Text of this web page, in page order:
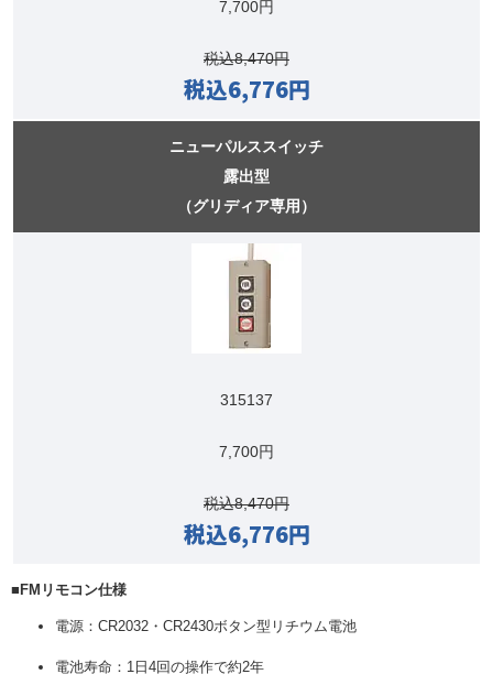
7,700円
税込8,470円
税込6,776円
ニューパルススイッチ
露出型
（グリディア専用）
315137
7,700円
税込8,470円
税込6,776円
■FMリモコン仕様
電源：CR2032・CR2430ボタン型リチウム電池
電池寿命：1日4回の操作で約2年